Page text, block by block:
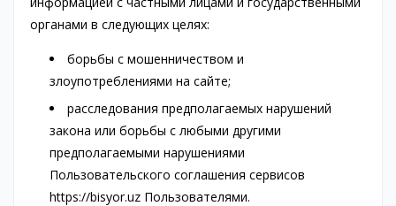
органами в следующих целях:
борьбы с мошенничеством и
злоупотреблениями на сайте;
расследования предполагаемых нарушений
закона или борьбы с любыми другими
предполагаемыми нарушениями
Пользовательского соглашения сервисов
https://bisyor.uz Пользователями.